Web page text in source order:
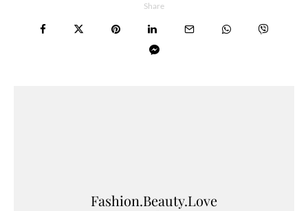
Share
Fashion.Beauty.Love